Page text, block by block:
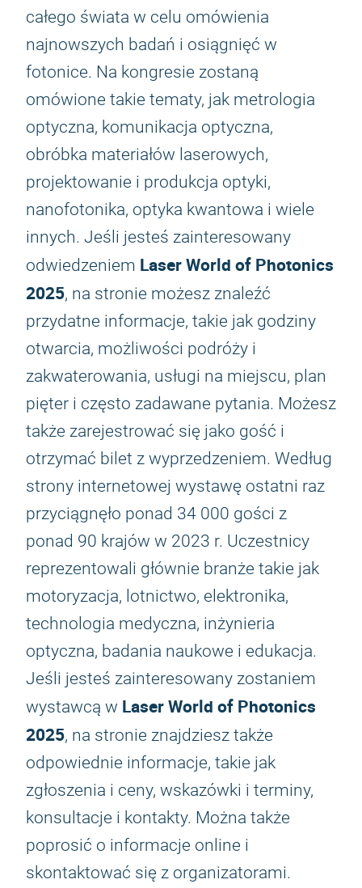
całego świata w celu omówienia
najnowszych badań i osiągnięć w
fotonice. Na kongresie zostaną
omówione takie tematy, jak metrologia
optyczna, komunikacja optyczna,
obróbka materiałów laserowych,
projektowanie i produkcja optyki,
nanofotonika, optyka kwantowa i wiele
innych. Jeśli jesteś zainteresowany
odwiedzeniem Laser World of Photonics
2025, na stronie możesz znaleźć
przydatne informacje, takie jak godziny
otwarcia, możliwości podróży i
zakwaterowania, usługi na miejscu, plan
pięter i często zadawane pytania. Możesz
także zarejestrować się jako gość i
otrzymać bilet z wyprzedzeniem. Według
strony internetowej wystawę ostatni raz
przyciągnęło ponad 34 000 gości z
ponad 90 krajów w 2023 r. Uczestnicy
reprezentowali głównie branże takie jak
motoryzacja, lotnictwo, elektronika,
technologia medyczna, inżynieria
optyczna, badania naukowe i edukacja.
Jeśli jesteś zainteresowany zostaniem
wystawcą w Laser World of Photonics
2025, na stronie znajdziesz także
odpowiednie informacje, takie jak
zgłoszenia i ceny, wskazówki i terminy,
konsultacje i kontakty. Można także
poprosić o informacje online i
skontaktować się z organizatorami.